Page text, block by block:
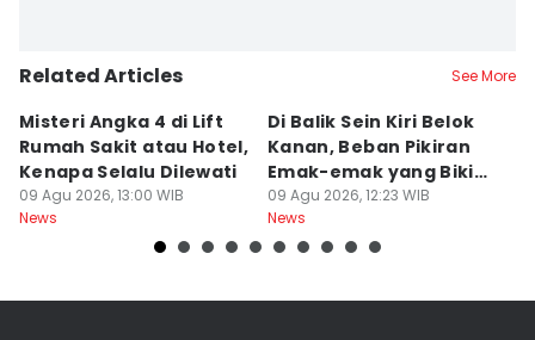
Related Articles See More
Misteri Angka 4 di Lift
Rumah Sakit atau Hotel,
Kenapa Selalu Dilewati
09 Agu 2026, 13:00 WIB
News
Di Balik Sein Kiri Belok
Kanan, Beban Pikiran
Emak-emak yang Bikin
Gagal fokus di Jalan
09 Agu 2026, 12:23 WIB
News